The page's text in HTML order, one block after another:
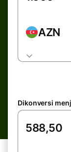
AZN
Dikonversi